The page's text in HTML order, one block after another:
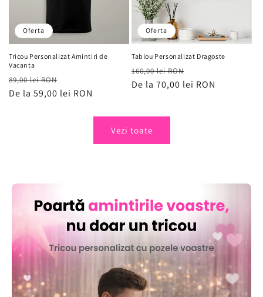
Oferta
Tricou Personalizat Amintiri de
Vacanta
Preț
obișnuit
89,00 lei RON
de
De la 59,00 lei RON
Oferta
Tablou Personalizat Dragoste
Preț
obișnuit
160,00 lei RON
de
De la 70,00 lei RON
Vezi toate